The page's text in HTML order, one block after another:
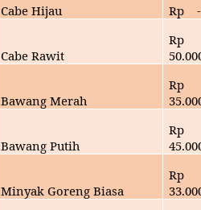
Cabe Hijau
Rp -
Cabe Rawit
Rp
50
Bawang Merah
Rp
35.
Bawang Putih
Rp
Minyak Goreng Biasa
Rp
33